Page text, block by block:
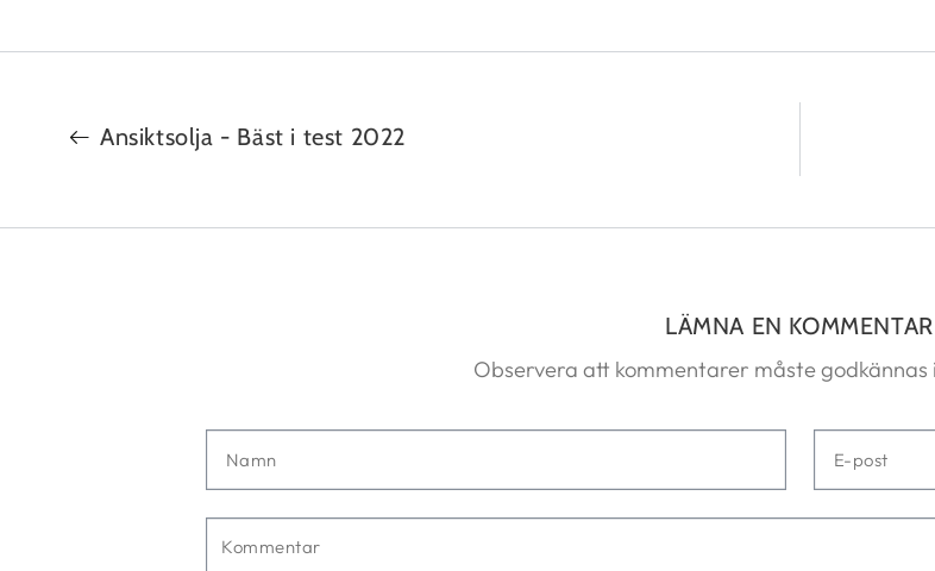
Ansiktsolja - Bäst i test 2022
LÄMNA EN KOMMENTAR
Observera att kommentarer måste godkännas
post
Kommentar